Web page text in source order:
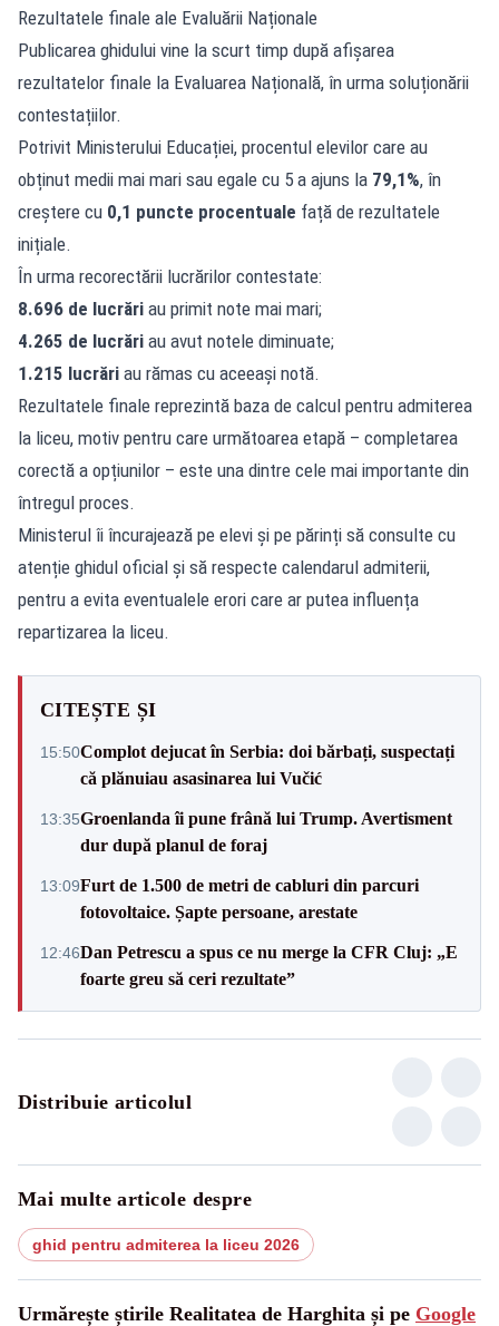
Rezultatele finale ale Evaluării Naționale
Publicarea ghidului vine la scurt timp după afișarea
rezultatelor finale la Evaluarea Națională, în urma soluționării
contestațiilor.
Potrivit Ministerului Educației, procentul elevilor care au
obținut medii mai mari sau egale cu 5 a ajuns la 79,1%, în
creștere cu 0,1 puncte procentuale față de rezultatele
inițiale.
În urma recorectării lucrărilor contestate:
8.696 de lucrări au primit note mai mari;
4.265 de lucrări au avut notele diminuate;
1.215 lucrări au rămas cu aceeași notă.
Rezultatele finale reprezintă baza de calcul pentru admiterea
la liceu, motiv pentru care următoarea etapă – completarea
corectă a opțiunilor – este una dintre cele mai importante din
întregul proces.
Ministerul îi încurajează pe elevi și pe părinți să consulte cu
atenție ghidul oficial și să respecte calendarul admiterii,
pentru a evita eventualele erori care ar putea influența
repartizarea la liceu.
CITEȘTE ȘI
15:50Complot dejucat în Serbia: doi bărbați, suspectați
că plănuiau asasinarea lui Vučić
13:35Groenlanda îi pune frână lui Trump. Avertisment
dur după planul de foraj
13:09Furt de 1.500 de metri de cabluri din parcuri
fotovoltaice. Șapte persoane, arestate
12:46Dan Petrescu a spus ce nu merge la CFR Cluj: „E
foarte greu să ceri rezultate”
Distribuie articolul
Mai multe articole despre
ghid pentru admiterea la liceu 2026
Urmărește știrile Realitatea de Harghita și pe Google